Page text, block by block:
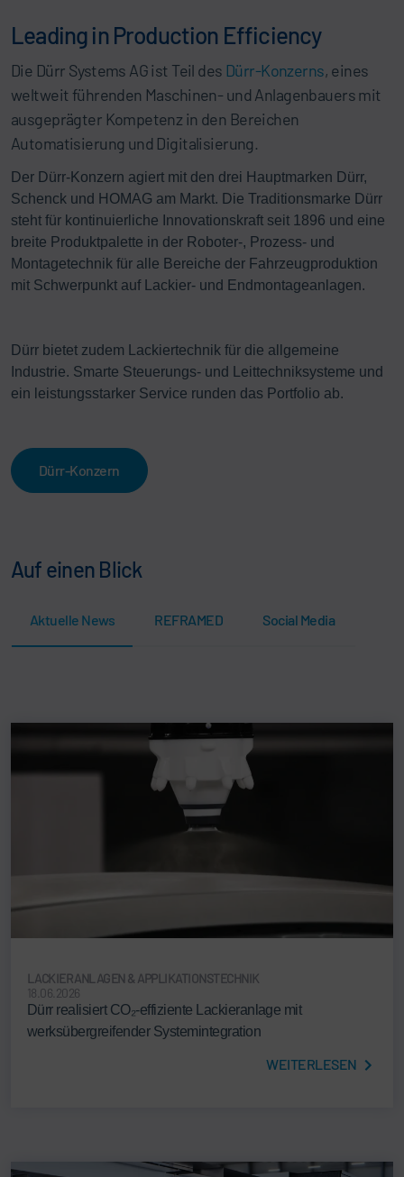
Leading in Production Efficiency
Die Dürr Systems AG ist Teil des Dürr-Konzerns, eines
weltweit führenden Maschinen- und Anlagenbauers mit
ausgeprägter Kompetenz in den Bereichen
Automatisierung und Digitalisierung.
Der Dürr-Konzern agiert mit den drei Hauptmarken Dürr,
Schenck und HOMAG am Markt. Die Traditionsmarke Dürr
steht für kontinuierliche Innovationskraft seit 1896 und eine
breite Produktpalette in der Roboter-, Prozess- und
Montagetechnik für alle Bereiche der Fahrzeugproduktion
mit Schwerpunkt auf Lackier- und Endmontageanlagen.
Dürr bietet zudem Lackiertechnik für die allgemeine
Industrie. Smarte Steuerungs- und Leittechniksysteme und
ein leistungsstarker Service runden das Portfolio ab.
Dürr-Konzern
Auf einen Blick
Aktuelle News REFRAMED Social Media
LACKIERANLAGEN & APPLIKATIONSTECHNIK
18.06.2026
Dürr realisiert CO₂-effiziente Lackieranlage mit
werksübergreifender Systemintegration
WEITERLESEN